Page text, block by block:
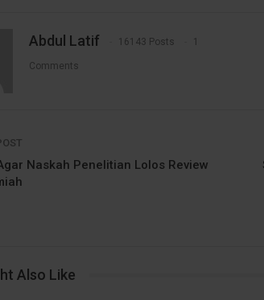
Abdul Latif 16143 Posts 1
Comments
Naskah Penelitian Lolos Review
Also Like